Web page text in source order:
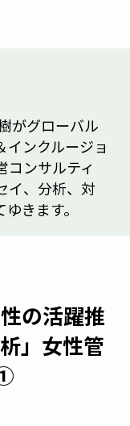
の活躍推
」女性管
がグローバル
インクルージョ
コンサルティ
イ、分析、対
きます。